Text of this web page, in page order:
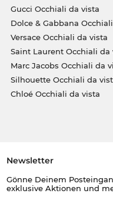
Gucci Occhiali da vista
Dolce & Gabbana
Versace Occhiali da vista
Saint Laurent Occhiali da
Marc Jacobs Occhiali da
Silhouette Occhiali da
Chloé Occhiali da vista
Newsletter
Gönne Deinem
exklusive Aktionen und